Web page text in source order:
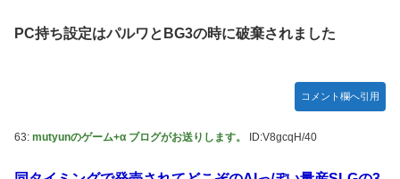
PC持ち設定はパルワとBG3の時に破棄されました
コメント欄へ引用
63: mutyunのゲーム+α ブログがお送りします。 ID:V8gcqH/40